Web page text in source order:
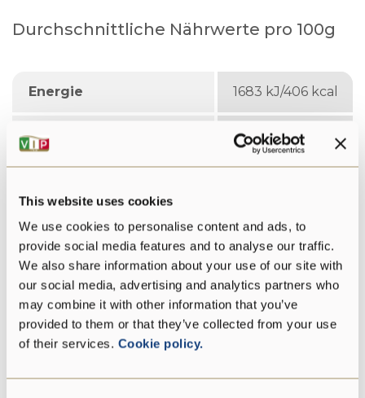
This website uses cookies
We use cookies to personalise content and ads, to
provide social media features and to analyse our traffic.
We also share information about your use of our site with
our social media, advertising and analytics partners who
may combine it with other information that you’ve
provided to them or that they’ve collected from your use
of their services. Cookie policy.
Durchschnittliche Nährwerte pro 100g
Energie 1683 kJ/406 kcal
Fett 34 g
davon gesättigte
Kohlenhydrate 0 g
davon Zucker: 0 g
Proteine 25 g